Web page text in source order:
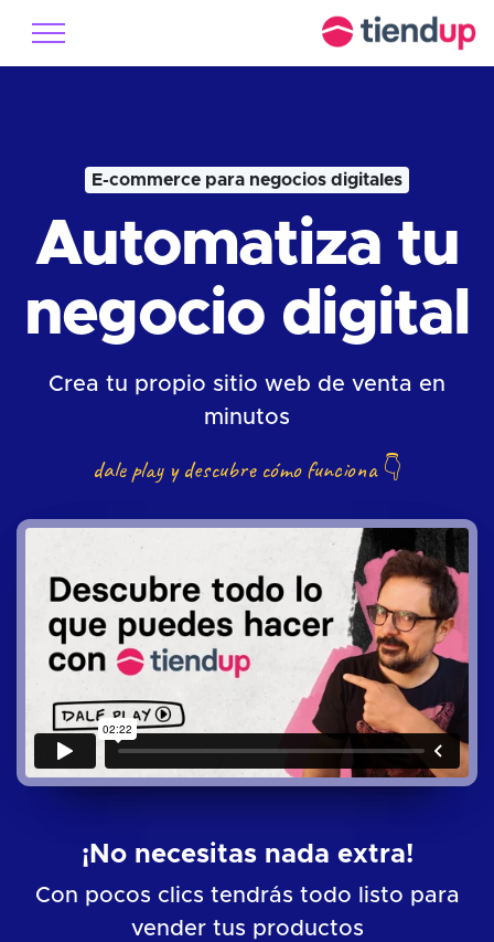
E-commerce para negocios digitales
Automatiza tu
negocio digital
Crea tu propio sitio web de venta en
minutos
dale play y descubre cómo funciona 👇
¡No necesitas nada extra!
Con pocos clics tendrás todo listo para
vender tus productos